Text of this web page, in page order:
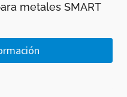
metales SMART